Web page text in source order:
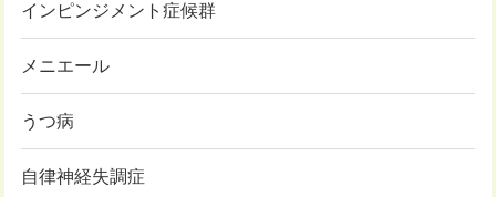
インピンジメント症候群
メニエール
うつ病
自律神経失調症